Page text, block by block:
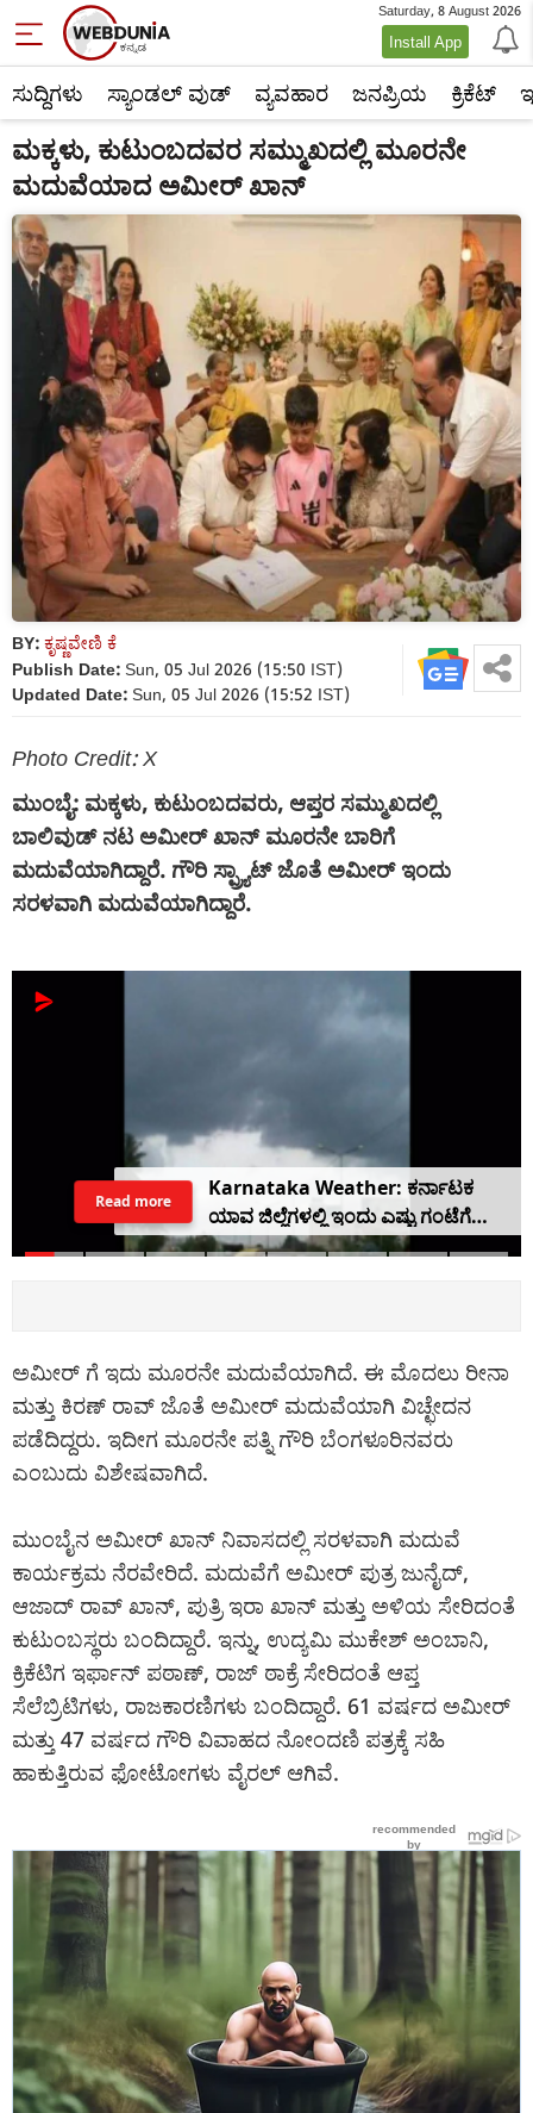
Saturday, 8 August 2026
Install App
ಸುದ್ದಿಗಳು ಸ್ಯಾಂಡಲ್ ವುಡ್ ವ್ಯವಹಾರ ಜನಪ್ರಿಯ ಕ್ರಿಕೆಟ್‌
ಮಕ್ಕಳು, ಕುಟುಂಬದವರ ಸಮ್ಮುಖದಲ್ಲಿ ಮೂರನೇ
ಮದುವೆಯಾದ ಅಮೀರ್ ಖಾನ್
BY: ಕೃಷ್ಣವೇಣಿ ಕೆ
Publish Date: Sun, 05 Jul 2026 (15:50 IST)
Updated Date: Sun, 05 Jul 2026 (15:52 IST)
Photo Credit: X
ಮುಂಬೈ: ಮಕ್ಕಳು, ಕುಟುಂಬದವರು, ಆಪ್ತರ ಸಮ್ಮುಖದಲ್ಲಿ
ಬಾಲಿವುಡ್ ನಟ ಅಮೀರ್ ಖಾನ್ ಮೂರನೇ ಬಾರಿಗೆ
ಮದುವೆಯಾಗಿದ್ದಾರೆ. ಗೌರಿ ಸ್ಪ್ರ್ಯಾಟ್ ಜೊತೆ ಅಮೀರ್ ಇಂದು
ಸರಳವಾಗಿ ಮದುವೆಯಾಗಿದ್ದಾರೆ.
Karnataka Weather: ಕರ್ನಾಟಕ
ಯಾವ ಜಿಲ್ಲೆಗಳಲ್ಲಿ ಇಂದು ಎಷ್ಟು ಗಂಟೆಗೆ
ಮಳೆಯಾಗಲಿದೆ ಇಲ್ಲಿದೆ ವಿವರ
Read more
ಅಮೀರ್ ಗೆ ಇದು ಮೂರನೇ ಮದುವೆಯಾಗಿದೆ. ಈ ಮೊದಲು ರೀನಾ
ಮತ್ತು ಕಿರಣ್ ರಾವ್ ಜೊತೆ ಅಮೀರ್ ಮದುವೆಯಾಗಿ ವಿಚ್ಛೇದನ
ಪಡೆದಿದ್ದರು. ಇದೀಗ ಮೂರನೇ ಪತ್ನಿ ಗೌರಿ ಬೆಂಗಳೂರಿನವರು
ಎಂಬುದು ವಿಶೇಷವಾಗಿದೆ.
ಮುಂಬೈನ ಅಮೀರ್ ಖಾನ್ ನಿವಾಸದಲ್ಲಿ ಸರಳವಾಗಿ ಮದುವೆ
ಕಾರ್ಯಕ್ರಮ ನೆರವೇರಿದೆ. ಮದುವೆಗೆ ಅಮೀರ್ ಪುತ್ರ ಜುನೈದ್,
ಆಜಾದ್ ರಾವ್ ಖಾನ್, ಪುತ್ರಿ ಇರಾ ಖಾನ್ ಮತ್ತು ಅಳಿಯ ಸೇರಿದಂತೆ
ಕುಟುಂಬಸ್ಥರು ಬಂದಿದ್ದಾರೆ. ಇನ್ನು, ಉದ್ಯಮಿ ಮುಕೇಶ್ ಅಂಬಾನಿ,
ಕ್ರಿಕೆಟಿಗ ಇರ್ಫಾನ್ ಪಠಾಣ್, ರಾಜ್ ಠಾಕ್ರೆ ಸೇರಿದಂತೆ ಆಪ್ತ
ಸೆಲೆಬ್ರಿಟಿಗಳು, ರಾಜಕಾರಣಿಗಳು ಬಂದಿದ್ದಾರೆ. 61 ವರ್ಷದ ಅಮೀರ್
ಮತ್ತು 47 ವರ್ಷದ ಗೌರಿ ವಿವಾಹದ ನೋಂದಣಿ ಪತ್ರಕ್ಕೆ ಸಹಿ
ಹಾಕುತ್ತಿರುವ ಫೋಟೋಗಳು ವೈರಲ್ ಆಗಿವೆ.